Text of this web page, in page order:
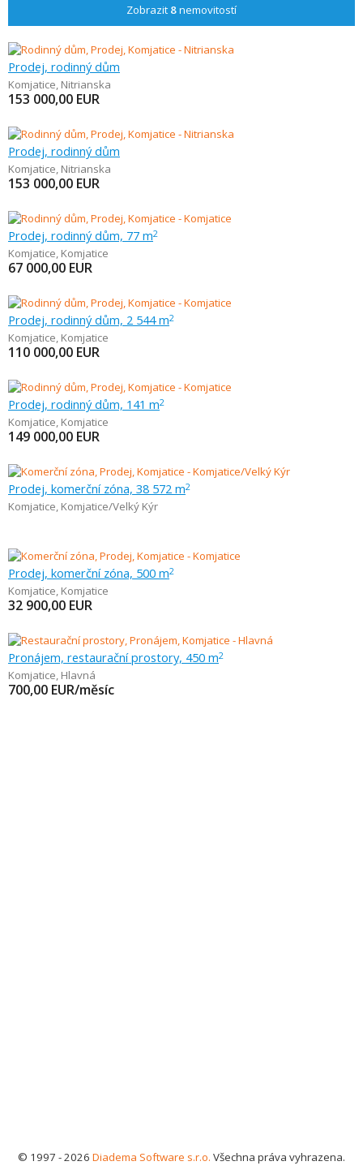
Zobrazit 8nemovitostí
Prodej, rodinný dům
Komjatice, Nitrianska
153 000,00 EUR
Prodej, rodinný dům
Komjatice, Nitrianska
153 000,00 EUR
Prodej, rodinný dům, 77 m2
Komjatice, Komjatice
67 000,00 EUR
Prodej, rodinný dům, 2 544 m2
Komjatice, Komjatice
110 000,00 EUR
Prodej, rodinný dům, 141 m2
Komjatice, Komjatice
149 000,00 EUR
Prodej, komerční zóna, 38 572 m2
Komjatice, Komjatice/Velký Kýr
Prodej, komerční zóna, 500 m2
Komjatice, Komjatice
32 900,00 EUR
Pronájem, restaurační prostory, 450 m2
Komjatice, Hlavná
700,00 EUR/měsíc
© 1997 - 2026 Diadema Software s.r.o. Všechna práva vyhrazena.